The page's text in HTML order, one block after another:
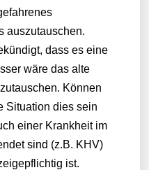
auszutauschen.
dass es eine
wäre das alte
Können
Situation dies sein
einer Krankheit im
sind (z.B. KHV)
ist.